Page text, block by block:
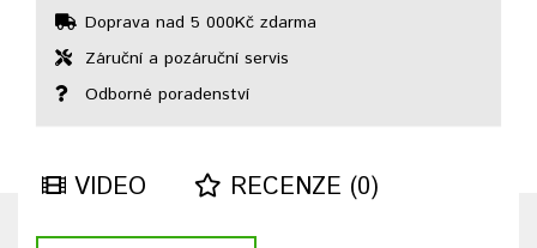
Doprava nad 5 000Kč zdarma
Záruční a pozáruční servis
Odborné poradenství
VIDEO RECENZE (0)